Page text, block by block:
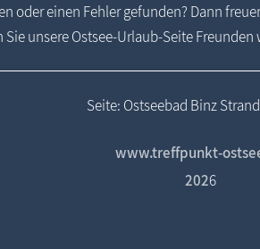
oder einen Fehler gefunden? Dann
Sie unsere Ostsee-Urlaub-Seite
Seite: Ostseebad Binz
www.treffpunkt-
2026